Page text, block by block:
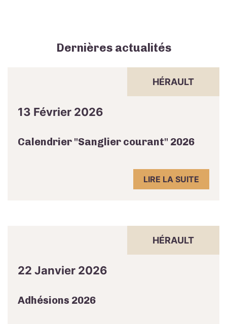
Dernières actualités
HÉRAULT
13 Février 2026
Calendrier "Sanglier courant" 2026
LIRE LA SUITE
HÉRAULT
22 Janvier 2026
Adhésions 2026